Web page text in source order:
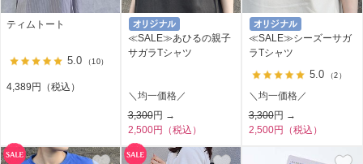
ティムトート
5.0 （10）
4,389円（税込）
≪SALE≫あひるの親子
サガラTシャツ
＼均一価格／
3,300円 →
2,500円（税込）
≪SALE≫シーズーサガ
ラTシャツ
5.0 （2）
＼均一価格／
3,300円 →
2,500円（税込）